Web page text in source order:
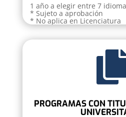
1 año a elegir entre 7
* Sujeto a aprobación
* No aplica en Licenciatura
PROGRAMAS CON